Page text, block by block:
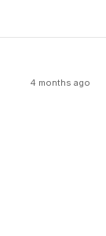
4 months ago